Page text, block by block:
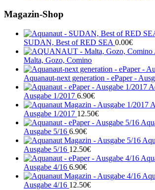
Magazin-Shop
SUDAN, Best of RED SEA 0.00€
Malta, Gozo, Comino
Aquanaut-next generation - ePaper -
Ausgabe 1/2017 6.90€
Ausgabe 1/2017 12.50€
Ausgabe 5/16 6.90€
Ausgabe 5/16 12.50€
Ausgabe 4/16 6.90€
Ausgabe 4/16 12.50€